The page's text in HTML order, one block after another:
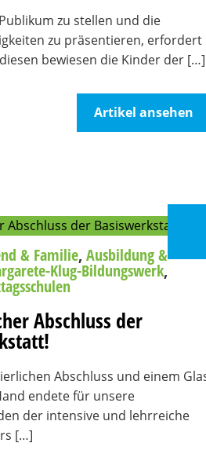
zu stellen und die
zu präsentieren, erfordert
bewiesen die Kinder der […]
Artikel ansehen
& Familie, Ausbildung &
Klug-Bildungswerk,
Abschluss der
Abschluss und einem
endete für unsere
der intensive und lehrreiche
[…]